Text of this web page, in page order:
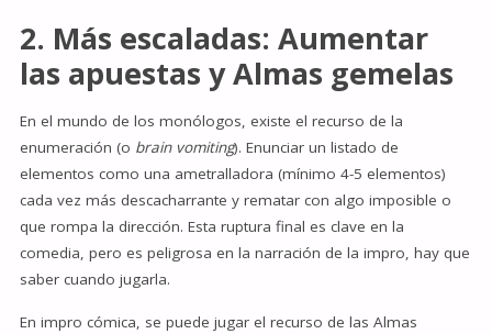
2. Más escaladas: Aumentar
las apuestas y Almas gemelas
En el mundo de los monólogos, existe el recurso de la
enumeración (o brain vomiting). Enunciar un listado de
elementos como una ametralladora (mínimo 4-5 elementos)
cada vez más descacharrante y rematar con algo imposible o
que rompa la dirección. Esta ruptura final es clave en la
comedia, pero es peligrosa en la narración de la impro, hay que
saber cuando jugarla.
En impro cómica, se puede jugar el recurso de las Almas